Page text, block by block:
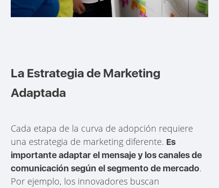
La Estrategia de Marketing
Adaptada
Cada etapa de la curva de adopción requiere
una estrategia de marketing diferente. Es
importante adaptar el mensaje y los canales de
comunicación según el segmento de mercado.
Por ejemplo, los innovadores buscan